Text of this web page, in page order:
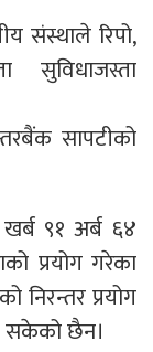
संस्थाले रिपो,
सुविधाजस्ता
सापटीको
९१ अर्ब ६४
प्रयोग गरेका
प्रयोग
सकेको छैन।